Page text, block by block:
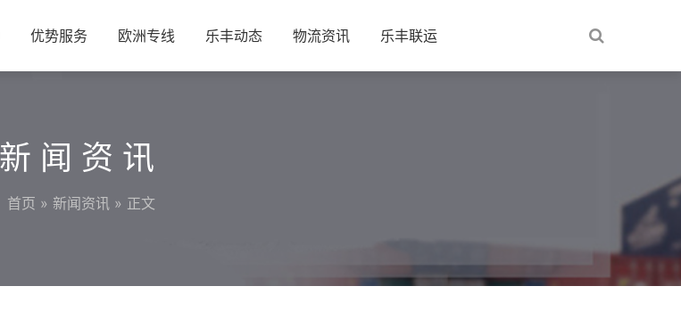
优势服务 欧洲专线 乐丰动态 物流资讯 乐丰联运
新闻资讯
首页 » 新闻资讯 » 正文